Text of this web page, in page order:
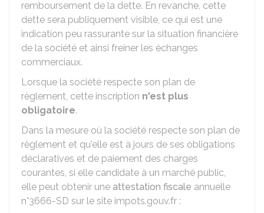
remboursement de la dette. En revanche, cette
dette sera publiquement visible, ce qui est une
indication peu rassurante sur la situation financière
de la société et ainsi freiner les échanges
commerciaux.
Lorsque la société respecte son plan de
règlement, cette inscription n'est plus
obligatoire.
Dans la mesure où la société respecte son plan de
règlement et qu'elle est à jours de ses obligations
déclaratives et de paiement des charges
courantes, si elle candidate à un marché public,
elle peut obtenir une attestation fiscale annuelle
n°3666-SD sur le site impots.gouv.fr :